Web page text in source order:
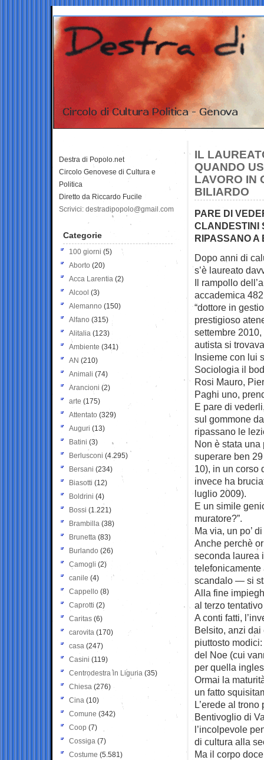
IL
QUANDO
LAVORO IN
BILIARDO
PARE DI
CLANDESTINI
RIPASSANO A
Dopo anni di
s’è laureato
Il rampollo
accademica
“dottore in
prestigioso
settembre
autista si
Insieme con lui
Sociologia il
Rosi Mauro,
Paghi uno,
E pare di
sul gommone
ripassano le
Non è stata una
superare ben
10), in un corso
invece ha
luglio 2009).
E un simile
muratore?”.
Ma via, un po’
Anche perchè
seconda laurea
scandalo — si
Alla fine
al terzo
A conti fatti,
Belsito, anzi dai
piuttosto
del Noe (cui
per quella
Ormai la
un fatto
L’erede al
Bentivoglio di
l’incolpevole
di cultura alla
Ma il corpo
Destra di Popolo.net
Circolo Genovese di Cultura e
Politica
Diretto da Riccardo Fucile
Scrivici: destradipopolo@gmail.com
Categorie
100 giorni (5)
Aborto (20)
Acca Larentia (2)
Alcool (3)
Alemanno (150)
Alfano (315)
Alitalia (123)
Ambiente (341)
AN (210)
Animali (74)
Arancioni (2)
arte (175)
Attentato (329)
Auguri (13)
Batini (3)
Berlusconi (4.295)
Bersani (234)
Biasotti (12)
Boldrini (4)
Bossi (1.221)
Brambilla (38)
Brunetta (83)
Burlando (26)
Camogli (2)
canile (4)
Cappello (8)
Caprotti (2)
Caritas (6)
carovita (170)
casa (247)
Casini (119)
Centrodestra in Liguria (35)
Chiesa (276)
Cina (10)
Comune (342)
Coop (7)
Cossiga (7)
Costume (5.581)